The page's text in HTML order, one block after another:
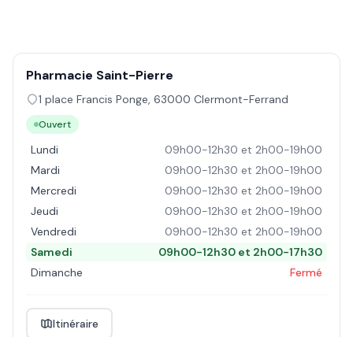
Pharmacie Saint-Pierre
1 place Francis Ponge, 63000 Clermont-Ferrand
Ouvert
Lundi
09h00-12h30 et 2h00-19h00
Mardi
09h00-12h30 et 2h00-19h00
Mercredi
09h00-12h30 et 2h00-19h00
Jeudi
09h00-12h30 et 2h00-19h00
Vendredi
09h00-12h30 et 2h00-19h00
Samedi
09h00-12h30 et 2h00-17h30
Dimanche
Fermé
Itinéraire